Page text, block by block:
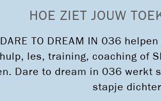
HOE ZIET JOUW
TO DREAM IN 036
les, training, coaching of
Dare to dream in 036 werkt
stapje